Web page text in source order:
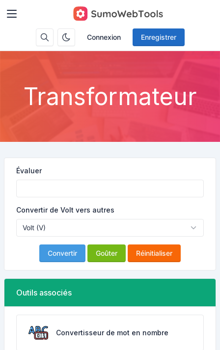
Connexion Enregistrer
Transformateur
Évaluer
Convertir de Volt vers autres
Convertir Goûter Réinitialiser
Outils associés
Convertisseur de mot en nombre